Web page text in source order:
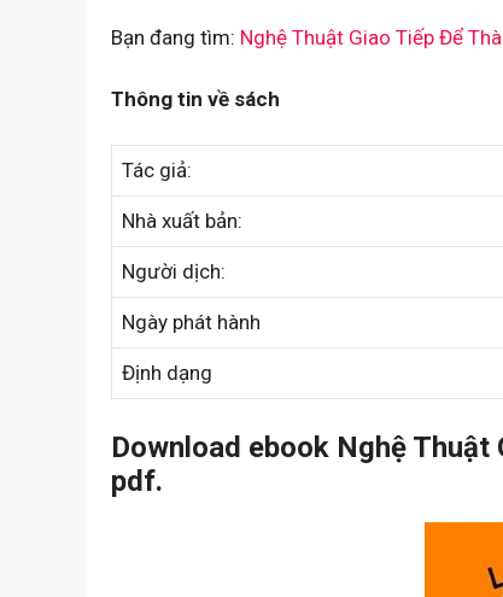
Bạn đang tìm: Nghệ Thuật Giao Tiếp Để
Thông tin về sách
Tác giả:
Nhà xuất bản:
Người dịch:
Ngày phát hành
Định dạng
Download ebook Nghệ Thuật
pdf.